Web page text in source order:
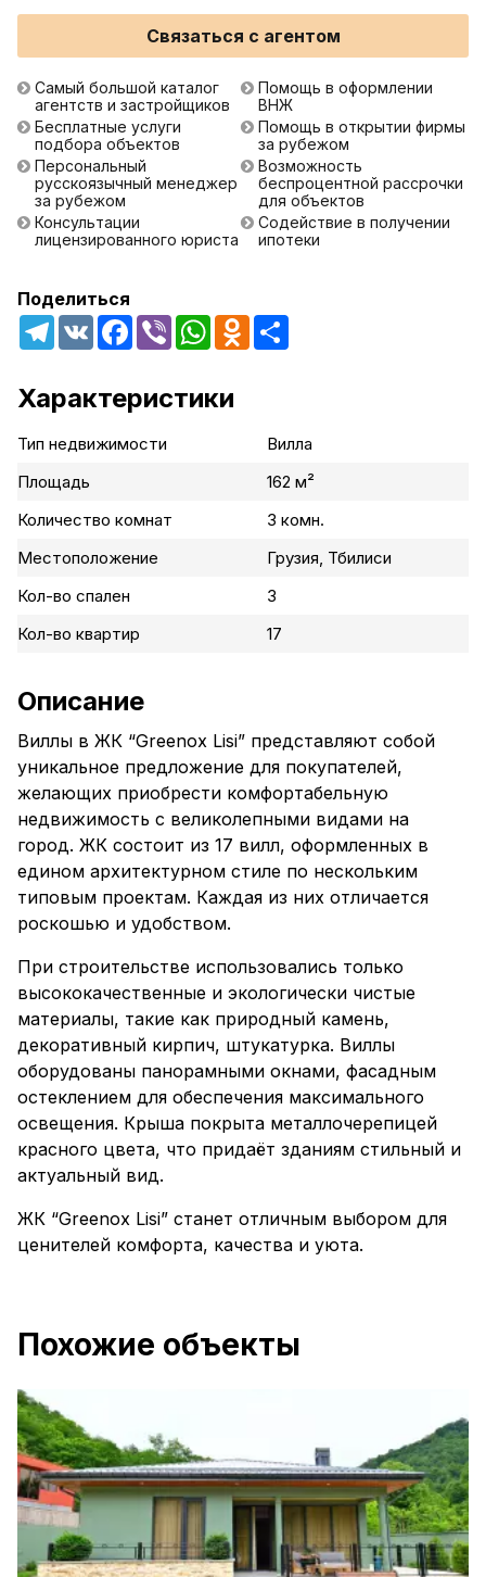
Связаться с агентом
Самый большой каталог
агентств и застройщиков
Бесплатные услуги
подбора объектов
Персональный
русскоязычный менеджер
за рубежом
Консультации
лицензированного юриста
Помощь в оформлении
ВНЖ
Помощь в открытии фирмы
за рубежом
Возможность
беспроцентной рассрочки
для объектов
Содействие в получении
ипотеки
Поделиться
Telegram
VK Facebook
Viber WhatsAppOdnoklassniki
Характеристики
Тип недвижимости
Вилла
Площадь
162 м²
Количество комнат
3 комн.
Местоположение
Грузия, Тбилиси
Кол-во спален
3
Кол-во квартир
17
Описание
Виллы в ЖК “Greenox Lisi” представляют собой
уникальное предложение для покупателей,
желающих приобрести комфортабельную
недвижимость с великолепными видами на
город. ЖК состоит из 17 вилл, оформленных в
едином архитектурном стиле по нескольким
типовым проектам. Каждая из них отличается
роскошью и удобством.
При строительстве использовались только
высококачественные и экологически чистые
материалы, такие как природный камень,
декоративный кирпич, штукатурка. Виллы
оборудованы панорамными окнами, фасадным
остеклением для обеспечения максимального
освещения. Крыша покрыта металлочерепицей
красного цвета, что придаёт зданиям стильный и
актуальный вид.
ЖК “Greenox Lisi” станет отличным выбором для
ценителей комфорта, качества и уюта.
Похожие объекты